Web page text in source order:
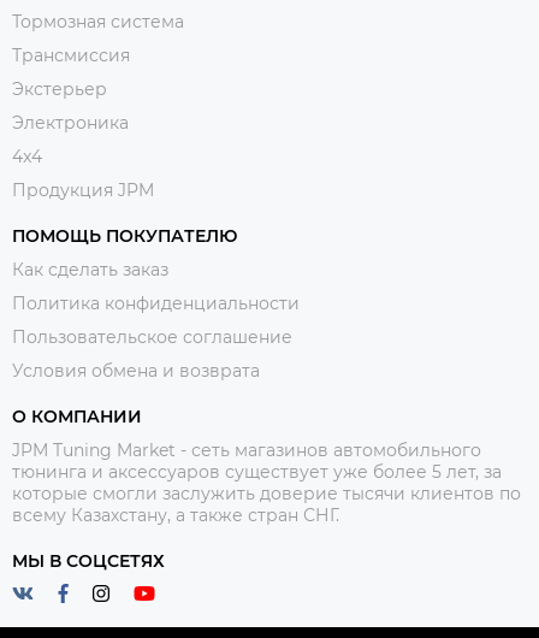
Тормозная система
Трансмиссия
Экстерьер
Электроника
4x4
Продукция JPM
ПОМОЩЬ ПОКУПАТЕЛЮ
Как сделать заказ
Политика конфиденциальности
Пользовательское соглашение
Условия обмена и возврата
О КОМПАНИИ
JPM Tuning Market - сеть магазинов автомобильного
тюнинга и аксессуаров существует уже более 5 лет, за
которые смогли заслужить доверие тысячи клиентов по
всему Казахстану, а также стран СНГ.
МЫ В СОЦСЕТЯХ